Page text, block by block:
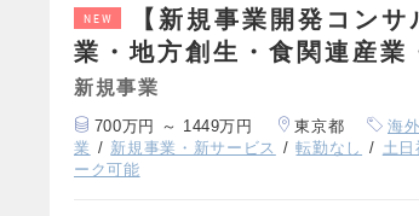
NEW
【新規事業開発コン
業・地方創生・食関連産
新規事業
700万円 ～ 1449万円 東京都 海
業
新規事業・新サービス 転勤なし 土日
ーク可能